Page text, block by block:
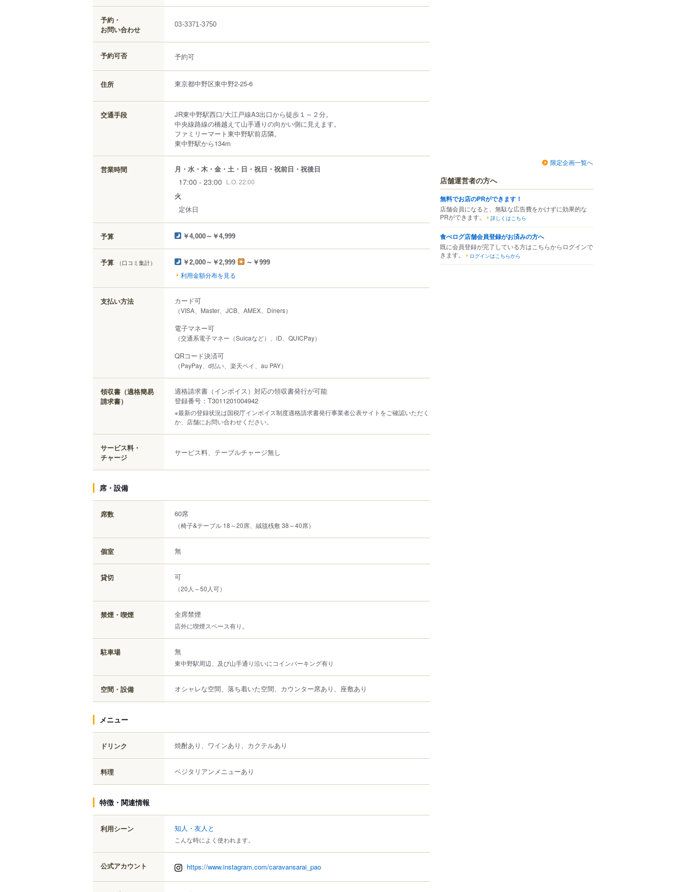
予約・
お問い合わせ
03-3371-3750
予約可否 予約可
住所 東京都中野区東中野2-25-6
交通手段
JR東中野駅西口/大江戸線A3出口から徒歩１～２分。
中央線路線の橋越えて山手通りの向かい側に見えます。
ファミリーマート東中野駅前店隣。
東中野駅から134m
営業時間 月・水・木・金・土・日・祝日・祝前日・祝後日
17:00 - 23:00 L.O. 22:00
火
定休日
予算 ￥4,000～￥4,999
予算 （口コミ集計） ￥2,000～￥2,999 ～￥999
利用金額分布を見る
支払い方法 カード可
（VISA、Master、JCB、AMEX、Diners）
電子マネー可
（交通系電子マネー（Suicaなど）、iD、QUICPay）
QRコード決済可
（PayPay、d払い、楽天ペイ、au PAY）
領収書（適格簡易
請求書）
適格請求書（インボイス）対応の領収書発行が可能
登録番号：T3011201004942
※最新の登録状況は国税庁インボイス制度適格請求書発行事業者公表サイトをご確認いただく
か、店舗にお問い合わせください。
サービス料・
チャージ
サービス料、テーブルチャージ無し
席・設備
席数 60席
（椅子&テーブル 18～20席、絨毯桟敷 38～40席）
個室 無
貸切 可
（20人～50人可）
禁煙・喫煙 全席禁煙
店外に喫煙スペース有り。
駐車場 無
東中野駅周辺、及び山手通り沿いにコインパーキング有り
空間・設備 オシャレな空間、落ち着いた空間、カウンター席あり、座敷あり
メニュー
ドリンク 焼酎あり、ワインあり、カクテルあり
料理 ベジタリアンメニューあり
特徴・関連情報
利用シーン 知人・友人と
こんな時によく使われます。
公式アカウント https://www.instagram.com/caravansarai_pao
限定企画一覧へ
店舗運営者の方へ
無料でお店のPRができます！
店舗会員になると、無駄な広告費をかけずに効果的な
PRができます。
詳しくはこちら
食べログ店舗会員登録がお済みの方へ
既に会員登録が完了している方はこちらからログインで
きます。
ログインはこちらから